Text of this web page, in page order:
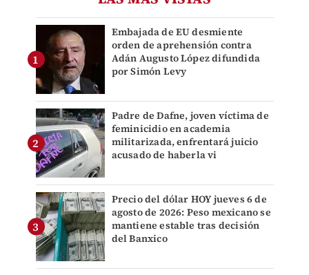
Embajada de EU desmiente
orden de aprehensión contra
Adán Augusto López difundida
por Simón Levy
Padre de Dafne, joven víctima de
feminicidio en academia
militarizada, enfrentará juicio
acusado de haberla vi
Precio del dólar HOY jueves 6 de
agosto de 2026: Peso mexicano se
mantiene estable tras decisión
del Banxico